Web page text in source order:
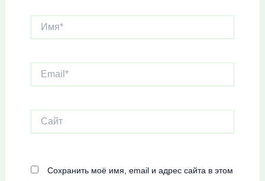
Имя*
Сохранить моё имя, email и адрес сайта в этом